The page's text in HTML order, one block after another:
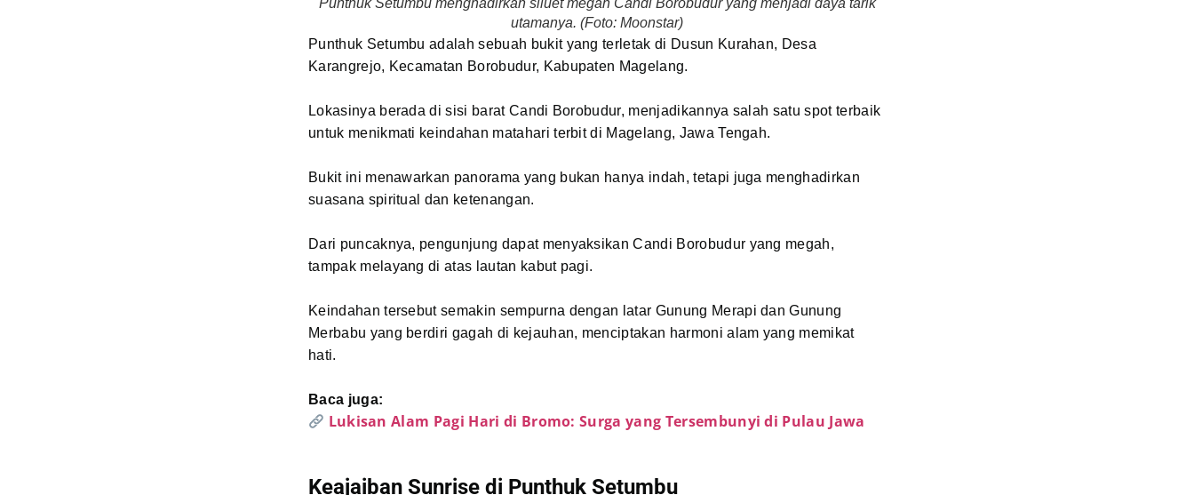
Punthuk Setumbu menghadirkan siluet megah Candi Borobudur yang menjadi daya tarik
utamanya. (Foto: Moonstar)
Punthuk Setumbu adalah sebuah bukit yang terletak di Dusun Kurahan, Desa
Karangrejo, Kecamatan Borobudur, Kabupaten Magelang.
Lokasinya berada di sisi barat Candi Borobudur, menjadikannya salah satu spot terbaik
untuk menikmati keindahan matahari terbit di Magelang, Jawa Tengah.
Bukit ini menawarkan panorama yang bukan hanya indah, tetapi juga menghadirkan
suasana spiritual dan ketenangan.
Dari puncaknya, pengunjung dapat menyaksikan Candi Borobudur yang megah,
tampak melayang di atas lautan kabut pagi.
Keindahan tersebut semakin sempurna dengan latar Gunung Merapi dan Gunung
Merbabu yang berdiri gagah di kejauhan, menciptakan harmoni alam yang memikat
hati.
Baca juga:
Lukisan Alam Pagi Hari di Bromo: Surga yang Tersembunyi di Pulau Jawa
Keajaiban Sunrise di Punthuk Setumbu